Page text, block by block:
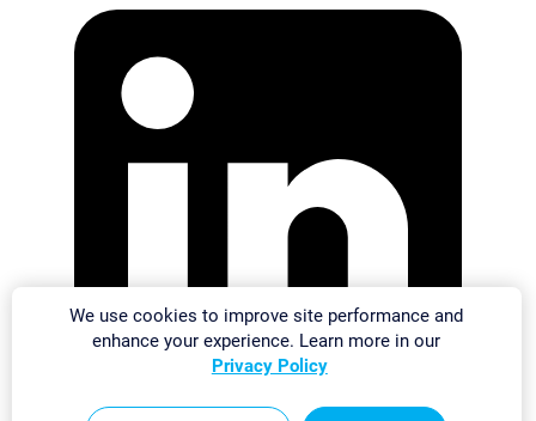
We use cookies to improve site performance and
enhance your experience. Learn more in our
Privacy Policy